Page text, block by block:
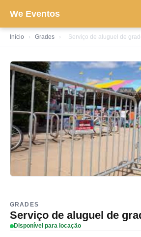
We Eventos
Início › Grades › Serviço de aluguel de
GRADES
Serviço de aluguel de
Disponível para locação